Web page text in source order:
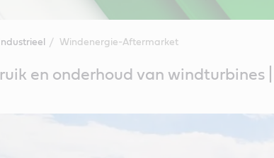
Industrieel Windenergie-Aftermarket
en onderhoud van windturbines